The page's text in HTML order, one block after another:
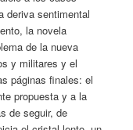
deriva sentimental
la novela
de la nueva
y militares y el
páginas finales: el
propuesta y a la
de seguir, de